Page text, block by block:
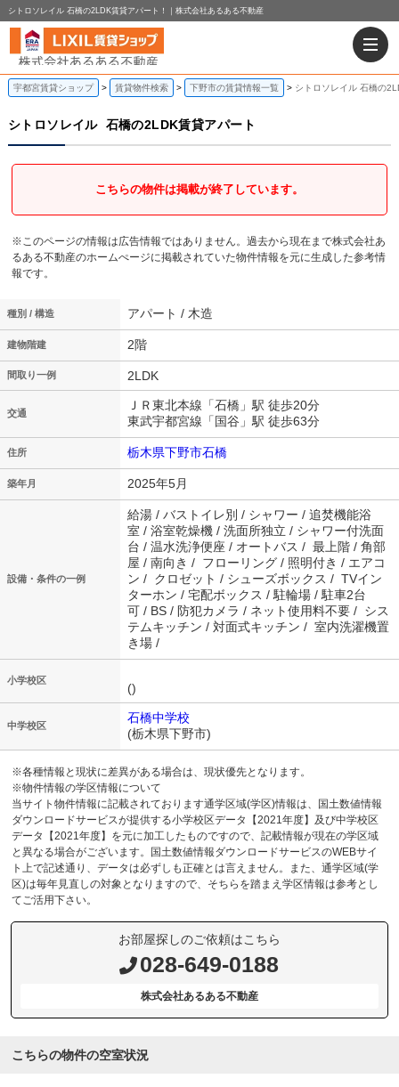
シトロソレイル 石橋の2LDK賃貸アパート！｜株式会社あるある不動産
宇都宮賃貸ショップ 賃貸物件検索 下野市の賃貸情報一覧 シトロソレイル 石橋の
シトロソレイル 石橋の2LDK賃貸アパート
こちらの物件は掲載が終了しています。
※このページの情報は広告情報ではありません。過去から現在まで株式会社あ
るある不動産のホームぺージに掲載されていた物件情報を元に生成した参考情
報です。
種別 / 構造 アパート / 木造
建物階建 2階
間取り一例 2LDK
交通
ＪＲ東北本線「石橋」駅 徒歩20分
東武宇都宮線「国谷」駅 徒歩63分
住所 栃木県下野市石橋
築年月 2025年5月
設備・条件の一例
給湯 / バストイレ別 / シャワー / 追焚機能浴
室 / 浴室乾燥機 / 洗面所独立 / シャワー付洗面
台 / 温水洗浄便座 / オートバス / 最上階 / 角部
屋 / 南向き / フローリング / 照明付き / エアコ
ン / クロゼット / シューズボックス / TVイン
ターホン / 宅配ボックス / 駐輪場 / 駐車2台
可 / BS / 防犯カメラ / ネット使用料不要 / シス
テムキッチン / 対面式キッチン / 室内洗濯機置
き場 /
小学校区
()
中学校区
石橋中学校
(栃木県下野市)
※各種情報と現状に差異がある場合は、現状優先となります。
※物件情報の学区情報について
当サイト物件情報に記載されております通学区域(学区)情報は、国土数値情報
ダウンロードサービスが提供する小学校区データ【2021年度】及び中学校区
データ【2021年度】を元に加工したものですので、記載情報が現在の学区域
と異なる場合がございます。国土数値情報ダウンロードサービスのWEBサイ
ト上で記述通り、データは必ずしも正確とは言えません。また、通学区域(学
区)は毎年見直しの対象となりますので、そちらを踏まえ学区情報は参考とし
てご活用下さい。
お部屋探しのご依頼はこちら
028-649-0188
株式会社あるある不動産
こちらの物件の空室状況